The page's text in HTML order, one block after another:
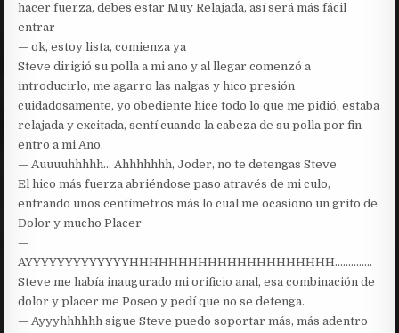
hacer fuerza, debes estar Muy Relajada, así será más fácil
entrar
— ok, estoy lista, comienza ya
Steve dirigió su polla a mi ano y al llegar comenzó a
introducirlo, me agarro las nalgas y hico presión
cuidadosamente, yo obediente hice todo lo que me pidió, estaba
relajada y excitada, sentí cuando la cabeza de su polla por fin
entro a mi Ano.
— Auuuuhhhhh… Ahhhhhhh, Joder, no te detengas Steve
El hico más fuerza abriéndose paso através de mi culo,
entrando unos centímetros más lo cual me ocasiono un grito de
Dolor y mucho Placer
—
AYYYYYYYYYYYYYHHHHHHHHHHHHHHHHHHHHH…………..
Steve me había inaugurado mi orificio anal, esa combinación de
dolor y placer me Poseo y pedí que no se detenga.
— Ayyyhhhhhh sigue Steve puedo soportar más, más adentro